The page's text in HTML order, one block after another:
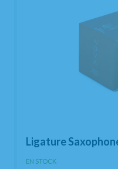
Ligature
EN STOCK